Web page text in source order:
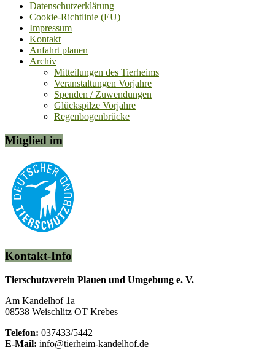
Datenschutzerklärung
Cookie-Richtlinie (EU)
Impressum
Kontakt
Anfahrt planen
Archiv
Mitteilungen des Tierheims
Veranstaltungen Vorjahre
Spenden / Zuwendungen
Glückspilze Vorjahre
Regenbogenbrücke
Mitglied im
Kontakt-Info
Tierschutzverein Plauen und Umgebung e. V.
Am Kandelhof 1a
08538 Weischlitz OT Krebes
Telefon: 037433/5442
E-Mail: info@tierheim-kandelhof.de